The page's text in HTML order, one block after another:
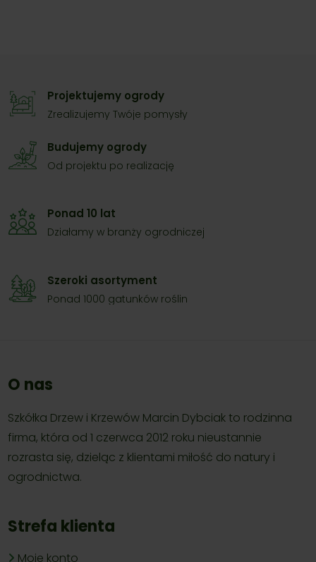
Projektujemy ogrody
Zrealizujemy Twóje pomysły
Budujemy ogrody
Od projektu po realizację
Ponad 10 lat
Działamy w branży ogrodniczej
Szeroki asortyment
Ponad 1000 gatunków roślin
O nas
Szkółka Drzew i Krzewów Marcin Dybciak to rodzinna
firma, która od 1 czerwca 2012 roku nieustannie
rozrasta się, dzieląc z klientami miłość do natury i
ogrodnictwa.
Strefa klienta
Moje konto